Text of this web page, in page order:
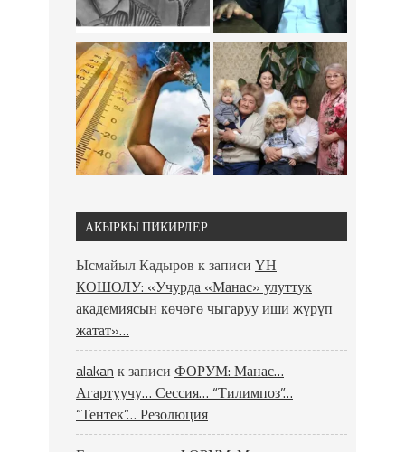
АКЫРКЫ ПИКИРЛЕР
Ысмайыл Кадыров к записи ҮН
КОШОЛУ: «Учурда «Манас» улуттук
академиясын көчөгө чыгаруу иши жүрүп
жатат»…
alakan к записи ФОРУМ: Манас…
Агартуучу… Сессия… “Тилимпоз”…
“Тентек”… Резолюция